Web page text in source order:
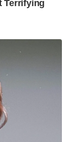
PN